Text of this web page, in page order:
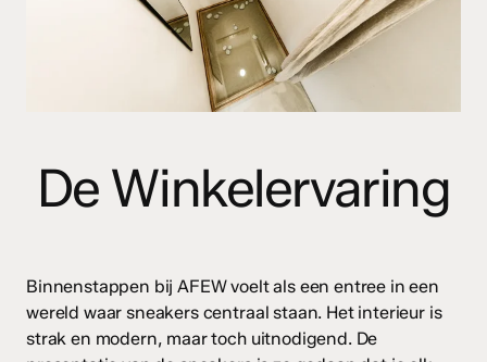
De Winkelervaring
Binnenstappen bij AFEW voelt als een entree in een
wereld waar sneakers centraal staan. Het interieur is
strak en modern, maar toch uitnodigend. De